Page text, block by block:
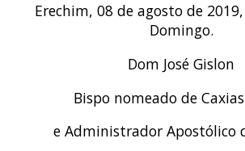
Erechim, 08 de agosto de
Domingo.
Dom José Gislon
Bispo nomeado de
e Administrador Apostólico